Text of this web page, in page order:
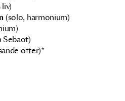
liv)
(solo, harmonium)
Sebaot)
offer)*